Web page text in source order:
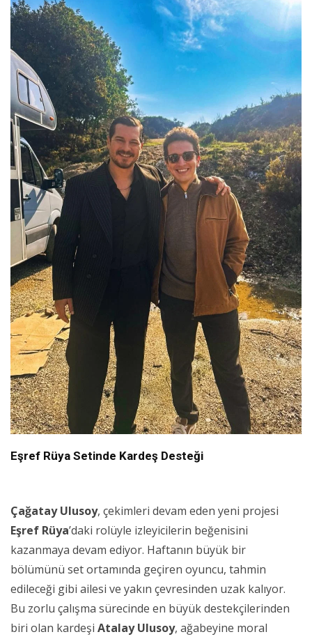
Eşref Rüya Setinde Kardeş Desteği
Çağatay Ulusoy, çekimleri devam eden yeni projesi
Eşref Rüya’daki rolüyle izleyicilerin beğenisini
kazanmaya devam ediyor. Haftanın büyük bir
bölümünü set ortamında geçiren oyuncu, tahmin
edileceği gibi ailesi ve yakın çevresinden uzak kalıyor.
Bu zorlu çalışma sürecinde en büyük destekçilerinden
biri olan kardeşi Atalay Ulusoy, ağabeyine moral